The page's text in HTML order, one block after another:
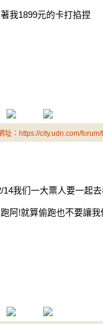
我1899元的卡打掐捏
址：https://city.udn.com/
14我们一大票人要一起
阿!就算偷跑也不要讓